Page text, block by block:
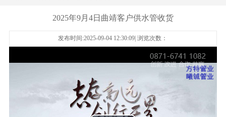
2025年9月4日曲靖客户供水管收货
发布时间:2025-09-04 12:30:09| 浏览次数：